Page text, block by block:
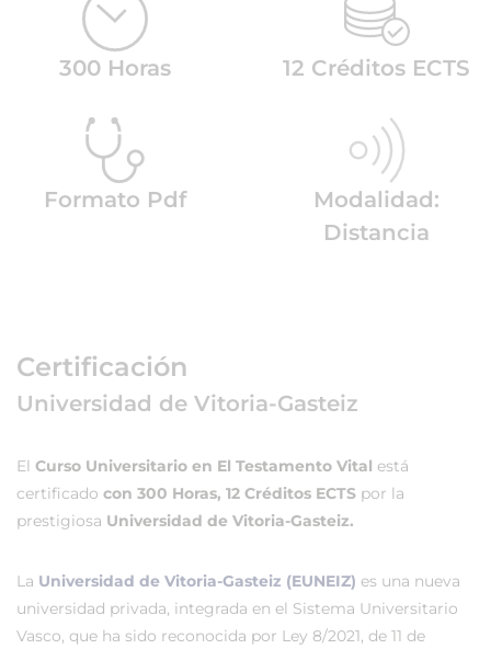
300 Horas 12 Créditos ECTS
Formato Pdf
Modalidad:
Distancia
Certificación
Universidad de Vitoria-Gasteiz
El Curso Universitario en El Testamento Vital está
certificado con 300 Horas, 12 Créditos ECTS por la
prestigiosa Universidad de Vitoria-Gasteiz.
La Universidad de Vitoria-Gasteiz (EUNEIZ) es una nueva
universidad privada, integrada en el Sistema Universitario
Vasco, que ha sido reconocida por Ley 8/2021, de 11 de